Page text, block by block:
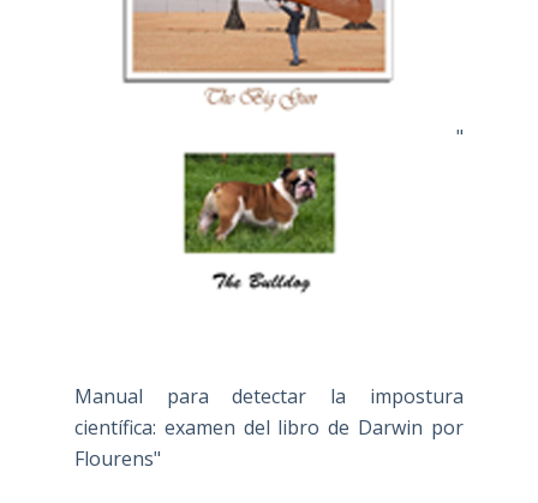
"
Manual para detectar la impostura
científica: examen del libro de Darwin por
Flourens"